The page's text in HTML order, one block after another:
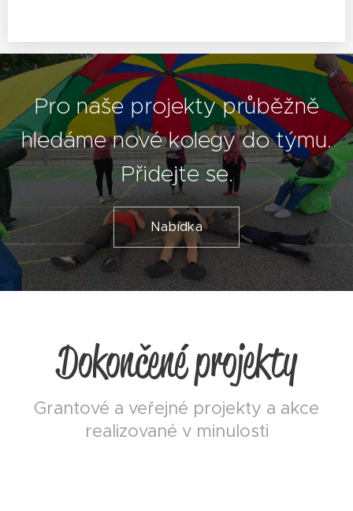
Pro naše projekty průběžně
hledáme nové kolegy do týmu.
Přidejte se.
Nabídka
Dokončené projekty
Grantové a veřejné projekty a akce
realizované v minulosti